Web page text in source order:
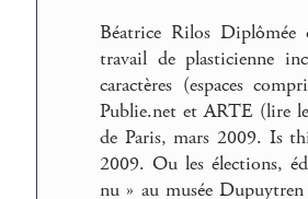
Béatrice Rilos Diplômée
travail de plasticienne
caractères (espaces
Publie.net et ARTE (lire
de Paris, mars 2009. Is
2009. Ou les élections,
nu » au musée